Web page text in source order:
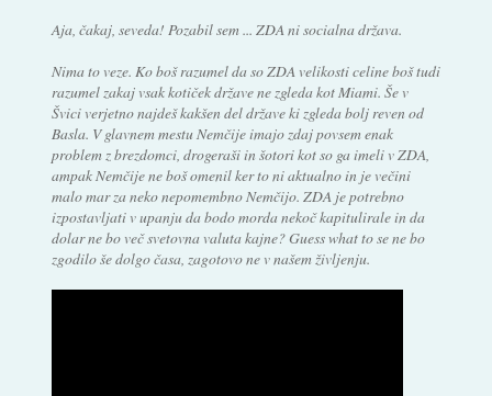
Aja, čakaj, seveda! Pozabil sem ... ZDA ni socialna država.
Nima to veze. Ko boš razumel da so ZDA velikosti celine boš tudi
razumel zakaj vsak kotiček države ne zgleda kot Miami. Še v
Švici verjetno najdeš kakšen del države ki zgleda bolj reven od
Basla. V glavnem mestu Nemčije imajo zdaj povsem enak
problem z brezdomci, drogeraši in šotori kot so ga imeli v ZDA,
ampak Nemčije ne boš omenil ker to ni aktualno in je večini
malo mar za neko nepomembno Nemčijo. ZDA je potrebno
izpostavljati v upanju da bodo morda nekoč kapitulirale in da
dolar ne bo več svetovna valuta kajne? Guess what to se ne bo
zgodilo še dolgo časa, zagotovo ne v našem življenju.